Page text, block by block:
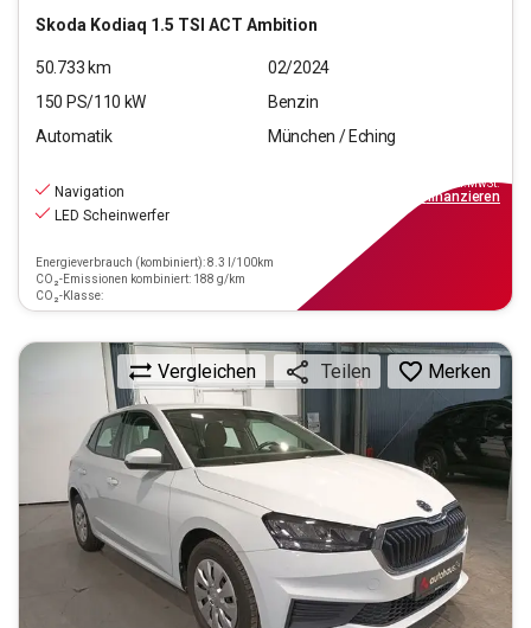
Skoda Kodiaq 1.5 TSI ACT Ambition
50.733 km
02/2024
150 PS/110 kW
Benzin
Automatik
München / Eching
Navigation
LED Scheinwerfer
Energieverbrauch (kombiniert): 8.3 l/100km
CO₂-Emissionen kombiniert: 188 g/km
CO₂-Klasse:
inkl.MwSt.
finanzieren
Vergleichen Teilen Merken